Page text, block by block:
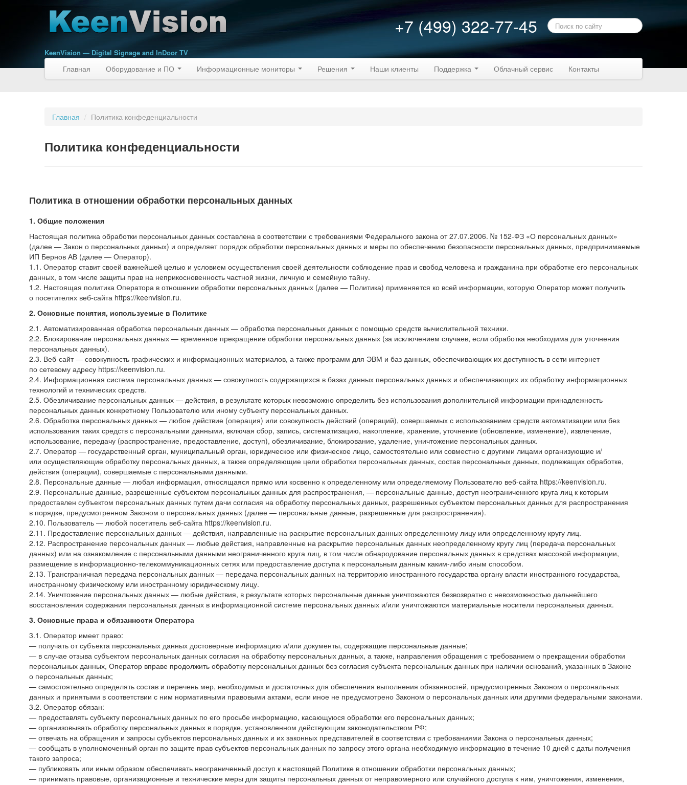
KeenVision — Digital Signage and InDoor TV
+7 (499) 322-77-45
Главная Оборудование и ПО Информационные мониторы Решения Наши клиенты Поддержка Облачный сервис Контакты
Главная / Политика конфеденциальности
Политика конфеденциальности
Политика в отношении обработки персональных данных
1. Общие положения
Настоящая политика обработки персональных данных составлена в соответствии с требованиями Федерального закона от 27.07.2006. № 152-ФЗ «О персональных данных»
(далее — Закон о персональных данных) и определяет порядок обработки персональных данных и меры по обеспечению безопасности персональных данных, предпринимаемые
ИП Бернов АВ (далее — Оператор).
1.1. Оператор ставит своей важнейшей целью и условием осуществления своей деятельности соблюдение прав и свобод человека и гражданина при обработке его персональных
данных, в том числе защиты прав на неприкосновенность частной жизни, личную и семейную тайну.
1.2. Настоящая политика Оператора в отношении обработки персональных данных (далее — Политика) применяется ко всей информации, которую Оператор может получить
о посетителях веб-сайта https://keenvision.ru.
2. Основные понятия, используемые в Политике
2.1. Автоматизированная обработка персональных данных — обработка персональных данных с помощью средств вычислительной техники.
2.2. Блокирование персональных данных — временное прекращение обработки персональных данных (за исключением случаев, если обработка необходима для уточнения
персональных данных).
2.3. Веб-сайт — совокупность графических и информационных материалов, а также программ для ЭВМ и баз данных, обеспечивающих их доступность в сети интернет
по сетевому адресу https://keenvision.ru.
2.4. Информационная система персональных данных — совокупность содержащихся в базах данных персональных данных и обеспечивающих их обработку информационных
технологий и технических средств.
2.5. Обезличивание персональных данных — действия, в результате которых невозможно определить без использования дополнительной информации принадлежность
персональных данных конкретному Пользователю или иному субъекту персональных данных.
2.6. Обработка персональных данных — любое действие (операция) или совокупность действий (операций), совершаемых с использованием средств автоматизации или без
использования таких средств с персональными данными, включая сбор, запись, систематизацию, накопление, хранение, уточнение (обновление, изменение), извлечение,
использование, передачу (распространение, предоставление, доступ), обезличивание, блокирование, удаление, уничтожение персональных данных.
2.7. Оператор — государственный орган, муниципальный орган, юридическое или физическое лицо, самостоятельно или совместно с другими лицами организующие и/
или осуществляющие обработку персональных данных, а также определяющие цели обработки персональных данных, состав персональных данных, подлежащих обработке,
действия (операции), совершаемые с персональными данными.
2.8. Персональные данные — любая информация, относящаяся прямо или косвенно к определенному или определяемому Пользователю веб-сайта https://keenvision.ru.
2.9. Персональные данные, разрешенные субъектом персональных данных для распространения, — персональные данные, доступ неограниченного круга лиц к которым
предоставлен субъектом персональных данных путем дачи согласия на обработку персональных данных, разрешенных субъектом персональных данных для распространения
в порядке, предусмотренном Законом о персональных данных (далее — персональные данные, разрешенные для распространения).
2.10. Пользователь — любой посетитель веб-сайта https://keenvision.ru.
2.11. Предоставление персональных данных — действия, направленные на раскрытие персональных данных определенному лицу или определенному кругу лиц.
2.12. Распространение персональных данных — любые действия, направленные на раскрытие персональных данных неопределенному кругу лиц (передача персональных
данных) или на ознакомление с персональными данными неограниченного круга лиц, в том числе обнародование персональных данных в средствах массовой информации,
размещение в информационно-телекоммуникационных сетях или предоставление доступа к персональным данным каким-либо иным способом.
2.13. Трансграничная передача персональных данных — передача персональных данных на территорию иностранного государства органу власти иностранного государства,
иностранному физическому или иностранному юридическому лицу.
2.14. Уничтожение персональных данных — любые действия, в результате которых персональные данные уничтожаются безвозвратно с невозможностью дальнейшего
восстановления содержания персональных данных в информационной системе персональных данных и/или уничтожаются материальные носители персональных данных.
3. Основные права и обязанности Оператора
3.1. Оператор имеет право:
— получать от субъекта персональных данных достоверные информацию и/или документы, содержащие персональные данные;
— в случае отзыва субъектом персональных данных согласия на обработку персональных данных, а также, направления обращения с требованием о прекращении обработки
персональных данных, Оператор вправе продолжить обработку персональных данных без согласия субъекта персональных данных при наличии оснований, указанных в Законе
о персональных данных;
— самостоятельно определять состав и перечень мер, необходимых и достаточных для обеспечения выполнения обязанностей, предусмотренных Законом о персональных
данных и принятыми в соответствии с ним нормативными правовыми актами, если иное не предусмотрено Законом о персональных данных или другими федеральными законами.
3.2. Оператор обязан:
— предоставлять субъекту персональных данных по его просьбе информацию, касающуюся обработки его персональных данных;
— организовывать обработку персональных данных в порядке, установленном действующим законодательством РФ;
— отвечать на обращения и запросы субъектов персональных данных и их законных представителей в соответствии с требованиями Закона о персональных данных;
— сообщать в уполномоченный орган по защите прав субъектов персональных данных по запросу этого органа необходимую информацию в течение 10 дней с даты получения
такого запроса;
— публиковать или иным образом обеспечивать неограниченный доступ к настоящей Политике в отношении обработки персональных данных;
— принимать правовые, организационные и технические меры для защиты персональных данных от неправомерного или случайного доступа к ним, уничтожения, изменения,